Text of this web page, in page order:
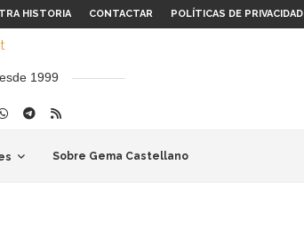
HISTORIA CONTACTAR POLÍTICAS DE PRIVACIDAD
1999
Sobre Gema Castellano